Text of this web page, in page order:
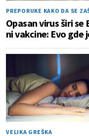
PREPORUKE KAKO DA SE
Opasan virus širi
ni vakcine: Evo gde
VELIKA GREŠKA